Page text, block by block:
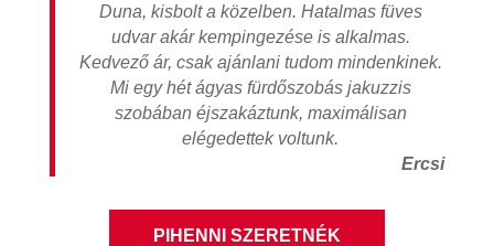
Duna, kisbolt a közelben. Hatalmas füves
udvar akár kempingezése is alkalmas.
Kedvező ár, csak ajánlani tudom mindenkinek.
Mi egy hét ágyas fürdőszobás jakuzzis
szobában éjszakáztunk, maximálisan
elégedettek voltunk.
Ercsi
PIHENNI SZERETNÉK